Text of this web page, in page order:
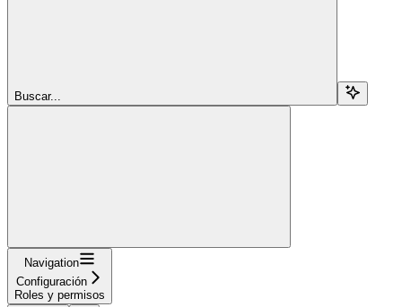
Buscar...
Navigation
Configuración
Roles y permisos